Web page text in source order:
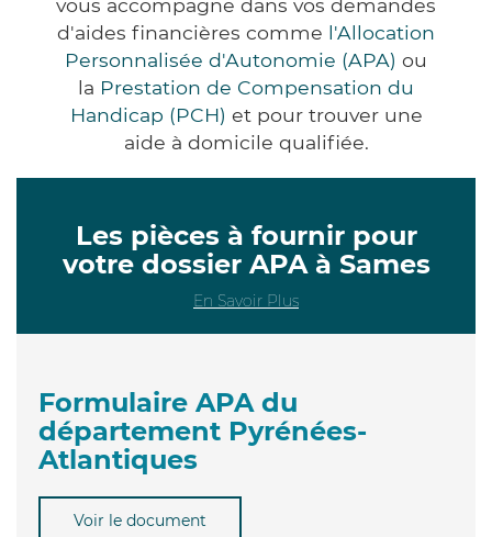
vous accompagne dans vos demandes
d'aides financières comme l'Allocation
Personnalisée d'Autonomie (APA) ou
la Prestation de Compensation du
Handicap (PCH) et pour trouver une
aide à domicile qualifiée.
Les pièces à fournir pour
votre dossier APA à Sames
En Savoir Plus
Formulaire APA du
département Pyrénées-
Atlantiques
Voir le document